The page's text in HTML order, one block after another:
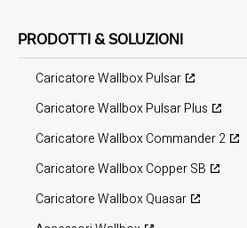
PRODOTTI & SOLUZIONI
Caricatore Wallbox Pulsar
Caricatore Wallbox Pulsar Plus
Caricatore Wallbox Commander 2
Caricatore Wallbox Copper SB
Caricatore Wallbox Quasar